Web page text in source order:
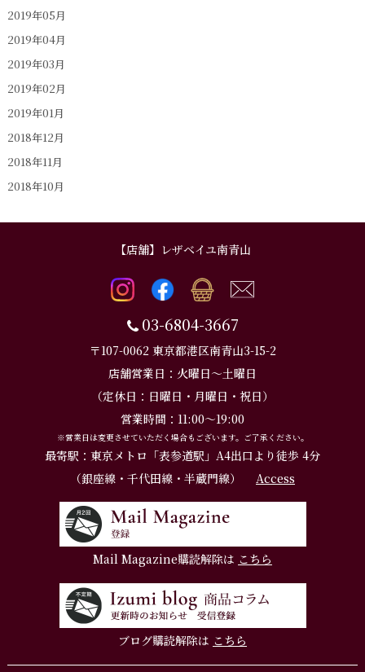
2019年05月
2019年04月
2019年03月
2019年02月
2019年01月
2018年12月
2018年11月
2018年10月
【店舗】レザベイユ南青山
03-6804-3667
〒107-0062 東京都港区南青山3-15-2
店舗営業日：火曜日～土曜日
（定休日：日曜日・月曜日・祝日）
営業時間：11:00～19:00
※営業日は変更させていただく場合もございます。ご了承ください。
最寄駅：東京メトロ「表参道駅」A4出口より徒歩 4分
（銀座線・千代田線・半蔵門線）
Access
Mail Magazine購読解除は こちら
ブログ購読解除は こちら